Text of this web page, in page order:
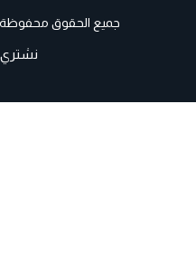
جميع الحقوق محفوظة
نشتري